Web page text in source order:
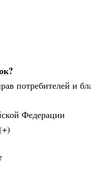
потребителей и
Федерации